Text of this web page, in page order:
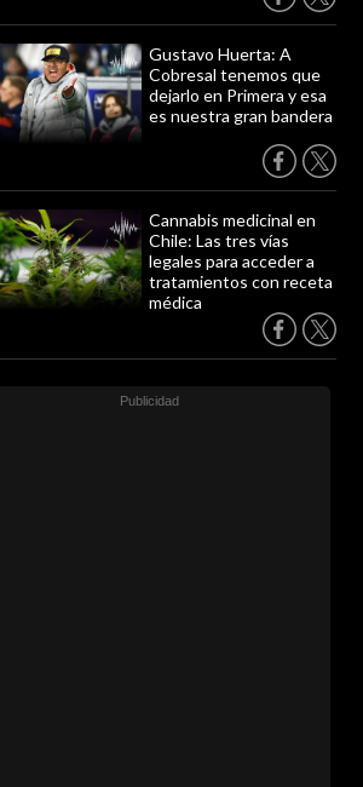
Gustavo Huerta: A
Cobresal tenemos que
dejarlo en Primera y esa
es nuestra gran bandera
Cannabis medicinal en
Chile: Las tres vías
legales para acceder a
tratamientos con receta
médica